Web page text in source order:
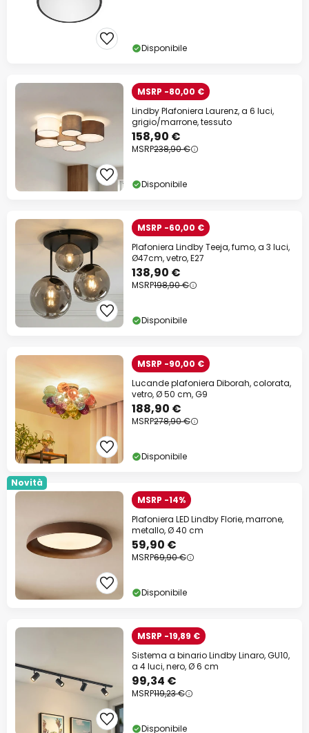
Disponibile
MSRP -80,00 €
Lindby Plafoniera Laurenz, a 6 luci,
grigio/marrone, tessuto
158,90 €
MSRP238,90 €
Disponibile
MSRP -60,00 €
Plafoniera Lindby Teeja, fumo, a 3 luci,
Ø47cm, vetro, E27
138,90 €
MSRP198,90 €
Disponibile
MSRP -90,00 €
Lucande plafoniera Diborah, colorata,
vetro, Ø 50 cm, G9
188,90 €
MSRP278,90 €
Disponibile
Novità
MSRP -14%
Plafoniera LED Lindby Florie, marrone,
metallo, Ø 40 cm
59,90 €
MSRP69,90 €
Disponibile
MSRP -19,89 €
Sistema a binario Lindby Linaro, GU10,
a 4 luci, nero, Ø 6 cm
99,34 €
MSRP119,23 €
Disponibile